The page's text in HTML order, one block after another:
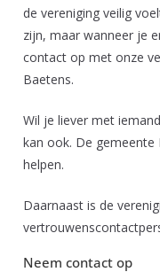
de vereniging veilig
zijn, maar wanneer je
contact op met onze
Baetens.
Wil je liever met
kan ook. De
helpen.
Daarnaast is de
Neem contact op